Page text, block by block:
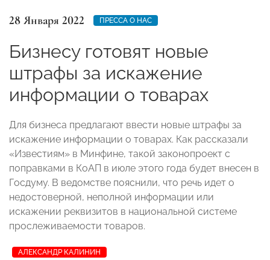
28 Января 2022 ПРЕССА О НАС
Бизнесу готовят новые
штрафы за искажение
информации о товарах
Для бизнеса предлагают ввести новые штрафы за
искажение информации о товарах. Как рассказали
«Известиям» в Минфине, такой законопроект с
поправками в КоАП в июле этого года будет внесен в
Госдуму. В ведомстве пояснили, что речь идет о
недостоверной, неполной информации или
искажении реквизитов в национальной системе
прослеживаемости товаров.
АЛЕКСАНДР КАЛИНИН